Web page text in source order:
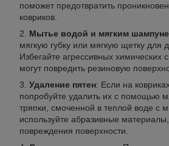
поможет предотвратить
ковриков.
Мытье водой и мягким
мягкую губку или мягкую щетку для
Избегайте агрессивных химических
могут повредить резиновую
Удаление пятен: Если на
попробуйте удалить их с помощью
тряпки, смоченной в теплой воде с
используйте абразивные
повреждения поверхности.